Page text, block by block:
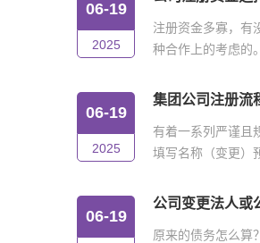
06-19
2025
注册资金多寡，有
种合作上的考虑的
06-19
2025
集团公司注册流
有着一系列严谨且
填写名称（变更）
06-19
公司变更法人或
原来的债务怎么算